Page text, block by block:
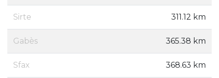
Sirte 311.12 km
Gabès 365.38 km
Sfax 368.63 km